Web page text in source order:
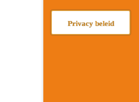
Privacy beleid